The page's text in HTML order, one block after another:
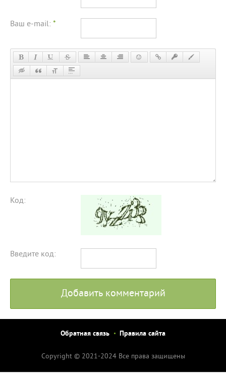
Ваш e-mail: *
Код:
Введите код:
Добавить комментарий
Обратная связь Правила сайта
Copyright © 2021-2024 Все права защищены